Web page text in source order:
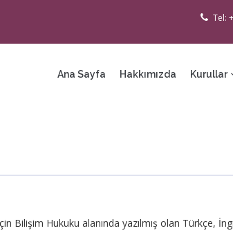
Tel:
Ana Sayfa Hakkımızda Kurullar
Bilişim Hukuku alanında yazılmış olan Türkçe,